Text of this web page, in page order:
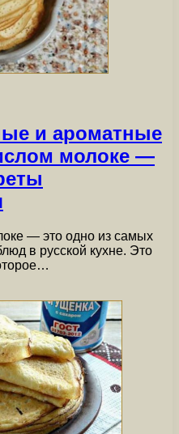
и ароматные
молоке —
— это одно из самых
в русской кухне. Это